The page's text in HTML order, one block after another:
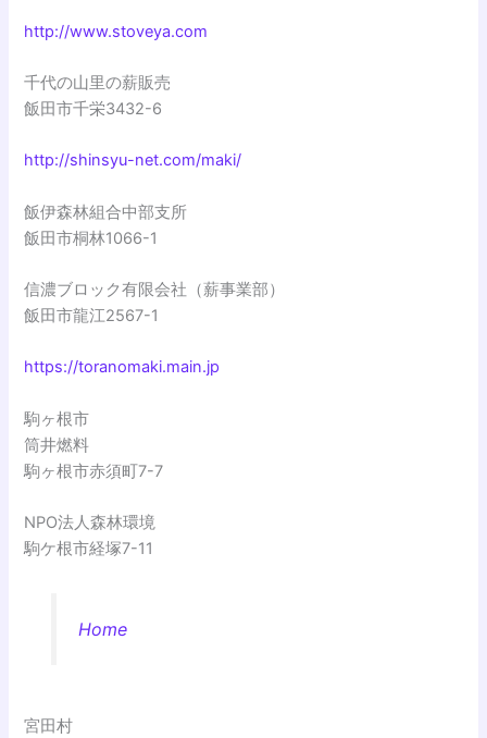
http://www.stoveya.com
千代の山里の薪販売
飯田市千栄3432-6
http://shinsyu-net.com/maki/
飯伊森林組合中部支所
飯田市桐林1066-1
信濃ブロック有限会社（薪事業部）
飯田市龍江2567-1
https://toranomaki.main.jp
駒ヶ根市
筒井燃料
駒ヶ根市赤須町7-7
NPO法人森林環境
駒ケ根市経塚7-11
Home
宮田村